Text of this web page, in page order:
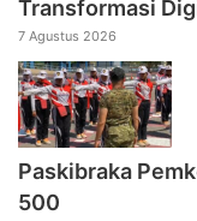
Transformasi
7 Agustus 2026
Paskibraka
500